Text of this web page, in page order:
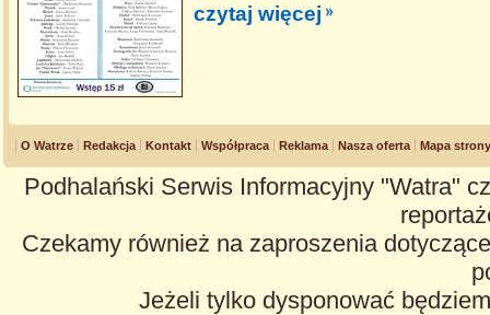
czytaj więcej
O Watrze Redakcja Kontakt Współpraca Reklama Nasza oferta Mapa strony
Podhalański Serwis Informacyjny "Watra"
Czekamy również na zaproszenia
Jeżeli tylko dysponować